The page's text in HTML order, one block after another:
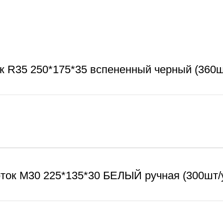
R35 250*175*35 вспененный черный
М30 225*135*30 БЕЛЫЙ ручная (300шт/